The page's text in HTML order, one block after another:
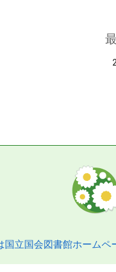
国立国会図書館ホームペ